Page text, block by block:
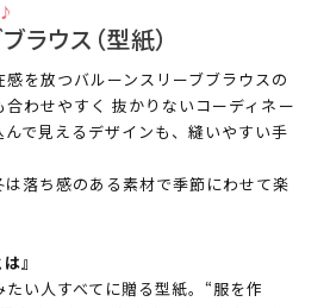
ラウス（型紙）
を放つバルーンスリーブブラウスの
わせやすく 抜かりないコーディネー
んで見えるデザインも、縫いやすい手
落ち感のある素材で季節にわせて楽
』
い人すべてに贈る型紙。“服を作